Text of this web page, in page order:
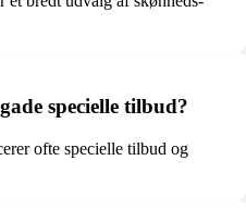
specielle tilbud?
ofte specielle tilbud og